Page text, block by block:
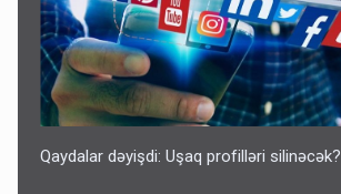
Qaydalar dəyişdi: Uşaq profilləri silinəcək?